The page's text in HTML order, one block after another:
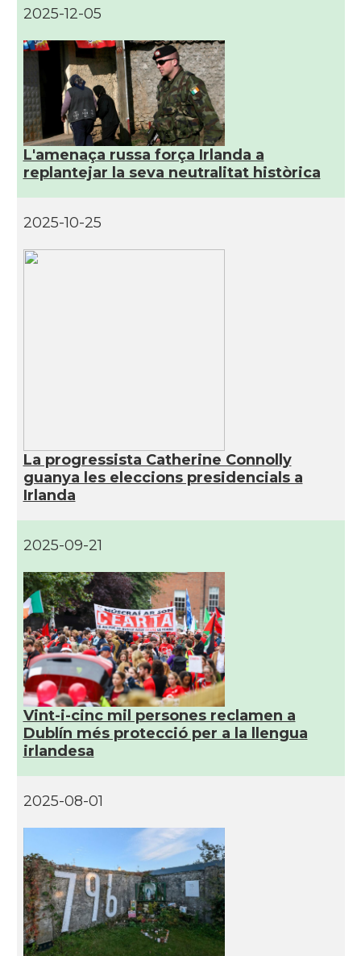
2025-12-05
L'amenaça russa força Irlanda a
replantejar la seva neutralitat històrica
2025-10-25
La progressista Catherine Connolly
guanya les eleccions presidencials a
Irlanda
2025-09-21
Vint-i-cinc mil persones reclamen a
Dublín més protecció per a la llengua
irlandesa
2025-08-01